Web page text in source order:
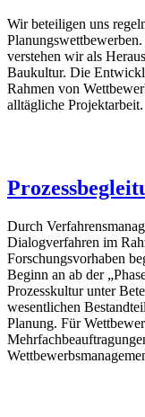
Wir beteiligen uns
verstehen wir als
Baukultur. Die
Rahmen von
alltägliche Projektarbeit.
Durch
Dialogverfahren im
Forschungsvorhaben
Beginn an ab der
Prozesskultur unter
wesentlichen
Planung. Für